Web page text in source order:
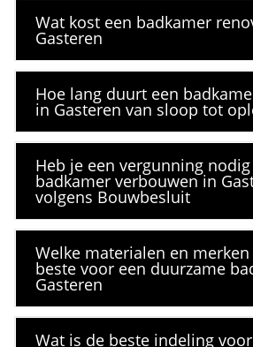
Wat kost een badkamer
Gasteren
Hoe lang duurt een
in Gasteren van sloop tot
Heb je een vergunning
badkamer verbouwen in
volgens Bouwbesluit
Welke materialen en
beste voor een duurzame
Gasteren
Wat is de beste indeling